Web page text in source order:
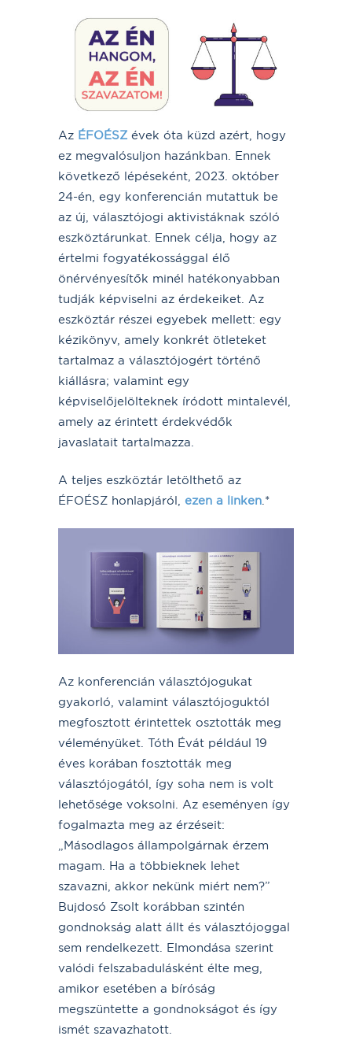
Az ÉFOÉSZ évek óta küzd azért, hogy
ez megvalósuljon hazánkban. Ennek
következő lépéseként, 2023. október
24-én, egy konferencián mutattuk be
az új, választójogi aktivistáknak szóló
eszköztárunkat. Ennek célja, hogy az
értelmi fogyatékossággal élő
önérvényesítők minél hatékonyabban
tudják képviselni az érdekeiket. Az
eszköztár részei egyebek mellett: egy
kézikönyv, amely konkrét ötleteket
tartalmaz a választójogért történő
kiállásra; valamint egy
képviselőjelölteknek íródott mintalevél,
amely az érintett érdekvédők
javaslatait tartalmazza.
A teljes eszköztár letölthető az
ÉFOÉSZ honlapjáról, ezen a linken .*
Az konferencián választójogukat
gyakorló, valamint választójoguktól
megfosztott érintettek osztották meg
véleményüket. Tóth Évát például 19
éves korában fosztották meg
választójogától, így soha nem is volt
lehetősége voksolni. Az eseményen így
fogalmazta meg az érzéseit:
„Másodlagos állampolgárnak érzem
magam. Ha a többieknek lehet
szavazni, akkor nekünk miért nem?”
Bujdosó Zsolt korábban szintén
gondnokság alatt állt és választójoggal
sem rendelkezett. Elmondása szerint
valódi felszabadulásként élte meg,
amikor esetében a bíróság
megszüntette a gondnokságot és így
ismét szavazhatott.